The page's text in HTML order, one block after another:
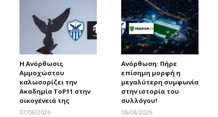
Η Ανόρθωσις
Αμμοχώστου
καλωσορίζει την
Ακαδημία ToP11 στην
οικογένειά της
07/08/2026
Ανόρθωση: Πήρε
επίσημη μορφή η
μεγαλύτερη συμφωνία
στην ιστορία του
συλλόγου!
06/08/2026